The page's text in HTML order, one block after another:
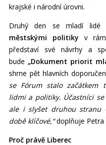
krajské i národní úrovni.
Druhý den se mladí lidé
městskými politiky v
představí své návrhy a
bude „Dokument priorit
shrne pět hlavních
se Fórum stalo začátkem
lidmi a politiky. Účastníci
ale i slyšet druhou stranu
době klíčové,“doplňuje Petra
Proč právě Liberec